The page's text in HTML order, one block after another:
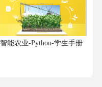
智能农业-Python-学生手册